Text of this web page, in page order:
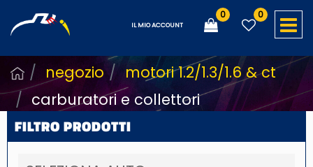
IL MIO ACCOUNT
0 0
negozio
motori 1.2/1.3/1.6 & ct
carburatori e collettori
FILTRO PRODOTTI